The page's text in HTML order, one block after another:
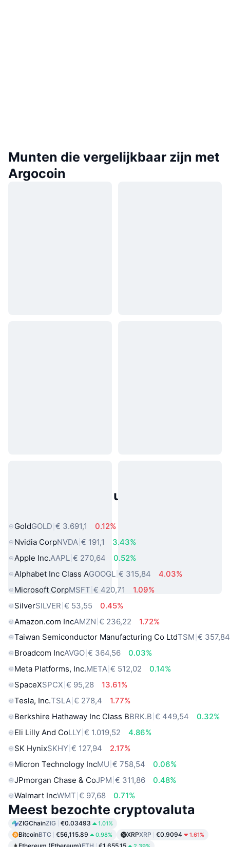
Munten die vergelijkbaar zijn met
Argocoin
Populaire activa uit de echte
GoldGOLD € 3.691,1
0.12%
Nvidia CorpNVDA € 191,1
3.43%
Apple Inc.AAPL € 270,64
0.52%
Alphabet Inc Class AGOOGL € 315,84
4.03%
Microsoft CorpMSFT € 420,71
1.09%
SilverSILVER € 53,55
0.45%
Amazon.com IncAMZN € 236,22
1.72%
Taiwan Semiconductor Manufacturing Co LtdTSM € 357,84
Broadcom IncAVGO € 364,56
0.03%
Meta Platforms, Inc.META € 512,02
0.14%
SpaceXSPCX € 95,28
13.61%
Tesla, Inc.TSLA € 278,4
1.77%
Berkshire Hathaway Inc Class BBRK.B € 449,54
0.32%
Eli Lilly And CoLLY € 1.019,52
4.86%
SK HynixSKHY € 127,94
2.17%
Micron Technology IncMU € 758,54
0.06%
JPmorgan Chase & CoJPM € 311,86
0.48%
Walmart IncWMT € 97,68 0.71%
Meest bezochte cryptovaluta
ZIGChainZIG €0.03493 1.01%
BitcoinBTC €56,115.89 0.98% XRPXRP €0.9094 1.61%